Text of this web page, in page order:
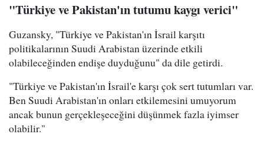
"Türkiye ve Pakistan'ın tutumu kaygı verici"
Guzansky, "Türkiye ve Pakistan'ın İsrail karşıtı
politikalarının Suudi Arabistan üzerinde etkili
olabileceğinden endişe duyduğunu" da dile getirdi.
"Türkiye ve Pakistan'ın İsrail'e karşı çok sert tutumları var.
Ben Suudi Arabistan'ın onları etkilemesini umuyorum
ancak bunun gerçekleşeceğini düşünmek fazla iyimser
olabilir."